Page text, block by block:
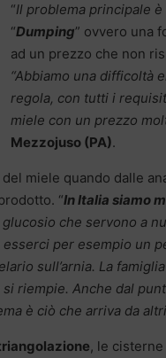
“Il problema principale è
“Dumping” ovvero una
ad un prezzo che non
“Abbiamo una difficoltà
regola, con tutti i
miele con un prezzo
Mezzojuso (PA).
del miele quando dalle
“In Italia siamo
che servono a
per esempio un
sull’arnia. La
riempie. Anche dal
è ciò che arriva da
, le